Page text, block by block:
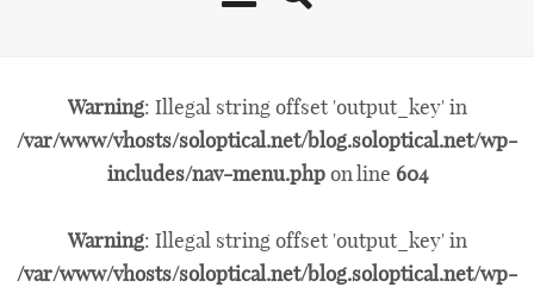
Warning: Illegal string offset 'output_key' in
/var/www/vhosts/soloptical.net/blog.soloptical.net/wp-
includes/nav-menu.phpon line 604
Warning: Illegal string offset 'output_key' in
/var/www/vhosts/soloptical.net/blog.soloptical.net/wp-